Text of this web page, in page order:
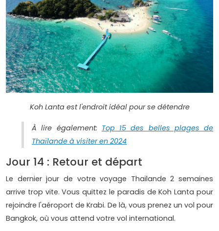
Koh Lanta est l'endroit idéal pour se détendre
À lire également: Top 15 des belles plages de
Thaïlande à visiter en 2024
Jour 14 : Retour et départ
Le dernier jour de votre voyage Thaïlande 2 semaines
arrive trop vite. Vous quittez le paradis de Koh Lanta pour
rejoindre l'aéroport de Krabi. De là, vous prenez un vol pour
Bangkok, où vous attend votre vol international.